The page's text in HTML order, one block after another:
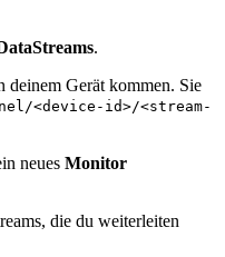
.
deinem Gerät kommen. Sie
<device-id>/<stream-
neues Monitor
die du weiterleiten